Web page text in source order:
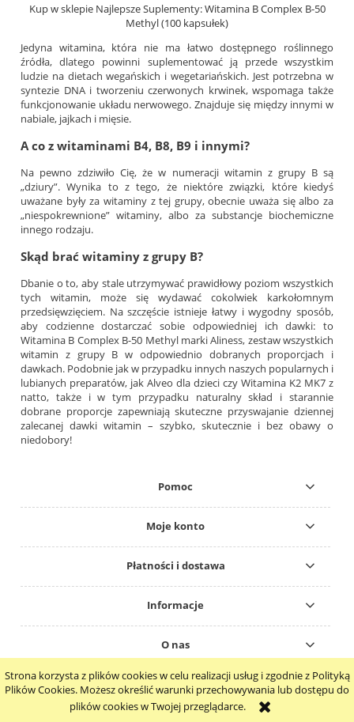
Strona korzysta z plików cookies w celu realizacji usług i zgodnie z Polityką
Plików Cookies. Możesz określić warunki przechowywania lub dostępu do
plików cookies w Twojej przeglądarce.
Kup w sklepie Najlepsze Suplementy: Witamina B Complex B-50
Methyl (100 kapsułek)
Jedyna witamina, która nie ma łatwo dostępnego roślinnego
źródła, dlatego powinni suplementować ją przede wszystkim
ludzie na dietach wegańskich i wegetariańskich. Jest potrzebna w
syntezie DNA i tworzeniu czerwonych krwinek, wspomaga także
funkcjonowanie układu nerwowego. Znajduje się między innymi w
nabiale, jajkach i mięsie.
A co z witaminami B4, B8, B9 i innymi?
Na pewno zdziwiło Cię, że w numeracji witamin z grupy B są
„dziury”. Wynika to z tego, że niektóre związki, które kiedyś
uważane były za witaminy z tej grupy, obecnie uważa się albo za
„niespokrewnione” witaminy, albo za substancje biochemiczne
innego rodzaju.
Skąd brać witaminy z grupy B?
Dbanie o to, aby stale utrzymywać prawidłowy poziom wszystkich
tych witamin, może się wydawać cokolwiek karkołomnym
przedsięwzięciem. Na szczęście istnieje łatwy i wygodny sposób,
aby codzienne dostarczać sobie odpowiedniej ich dawki: to
Witamina B Complex B-50 Methyl marki Aliness, zestaw wszystkich
witamin z grupy B w odpowiednio dobranych proporcjach i
dawkach. Podobnie jak w przypadku innych naszych popularnych i
lubianych preparatów, jak Alveo dla dzieci czy Witamina K2 MK7 z
natto, także i w tym przypadku naturalny skład i starannie
dobrane proporcje zapewniają skuteczne przyswajanie dziennej
zalecanej dawki witamin – szybko, skutecznie i bez obawy o
niedobory!
Pomoc
Moje konto
Płatności i dostawa
Informacje
O nas
pokaż pełną wersję strony
Sklep internetowy Shoper.pl